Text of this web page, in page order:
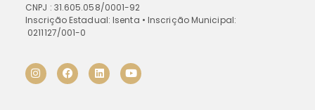
CNPJ : 31.605.058/0001-92
Inscrição Estadual: Isenta • Inscrição Municipal:
0211127/001-0